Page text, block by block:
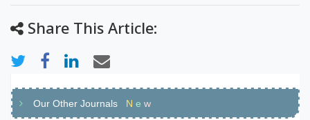
Share This Article:
Our Other Journals N e w